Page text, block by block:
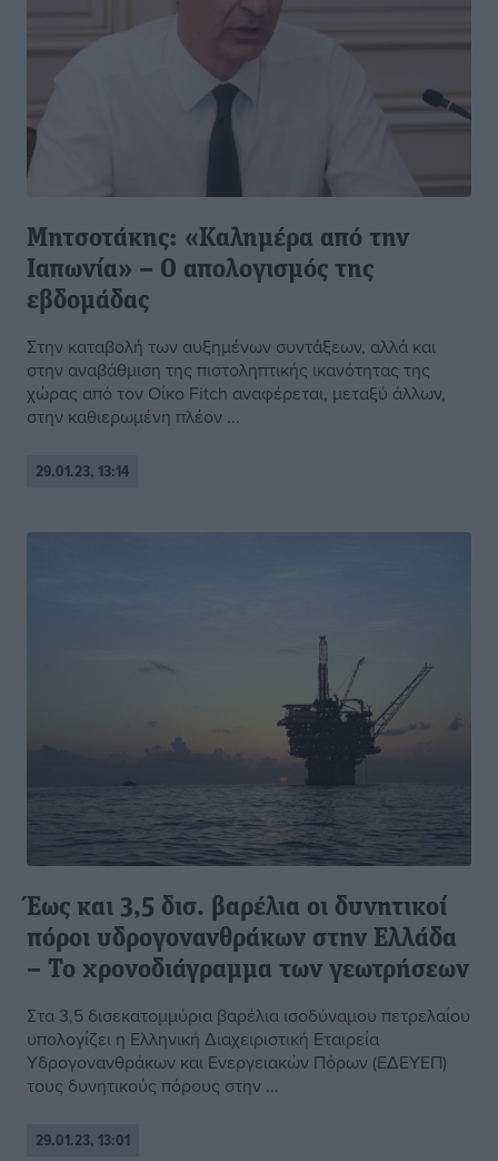
Μητσοτάκης: «Καλημέρα από την
Ιαπωνία» – Ο απολογισμός της
εβδομάδας
Στην καταβολή των αυξημένων συντάξεων, αλλά και
στην αναβάθμιση της πιστοληπτικής ικανότητας της
χώρας από τον Οίκο Fitch αναφέρεται, μεταξύ άλλων,
στην καθιερωμένη πλέον ...
29.01.23, 13:14
Έως και 3,5 δισ. βαρέλια οι δυνητικοί
πόροι υδρογονανθράκων στην Ελλάδα
– Το χρονοδιάγραμμα των γεωτρήσεων
Στα 3,5 δισεκατομμύρια βαρέλια ισοδύναμου πετρελαίου
υπολογίζει η Ελληνική Διαχειριστική Εταιρεία
Υδρογονανθράκων και Ενεργειακών Πόρων (ΕΔΕΥΕΠ)
τους δυνητικούς πόρους στην ...
29.01.23, 13:01